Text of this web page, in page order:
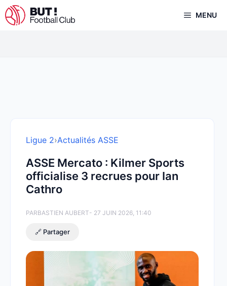
Aller
au
MENU
Ligue 2›Actualités ASSE
ASSE Mercato : Kilmer Sports
officialise 3 recrues pour Ian
Cathro
PARBASTIEN AUBERT- 27 JUIN 2026, 11:40
🔗 Partager